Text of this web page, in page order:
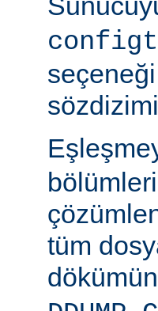
seçeneği
bölümleri
tüm